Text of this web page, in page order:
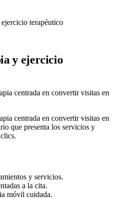
terapéutico
y ejercicio
centrada en convertir visitas en
centrada en convertir visitas en
que presenta los servicios y
y servicios.
a la cita.
móvil cuidada.